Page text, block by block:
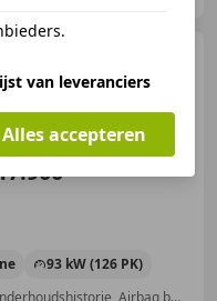
126PK | Marge | Benzine |
| Cruise |
93 kW (126 PK)
Schuifdeur rechts, Getinte ramen, Met onderhoudshistorie, Airbag bestuurder, Lichtmetalen velgen, Trekhaak, Elektrische ramen, Apple CarPlay
van leveranciers
Alles accepteren